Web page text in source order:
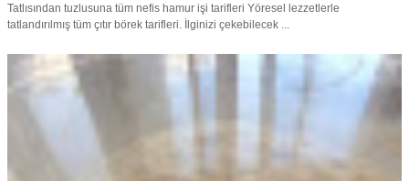
Tatlısından tuzlusuna tüm nefis hamur işi tarifleri Yöresel lezzetlerle
tatlandırılmış tüm çıtır börek tarifleri. İlginizi çekebilecek ...